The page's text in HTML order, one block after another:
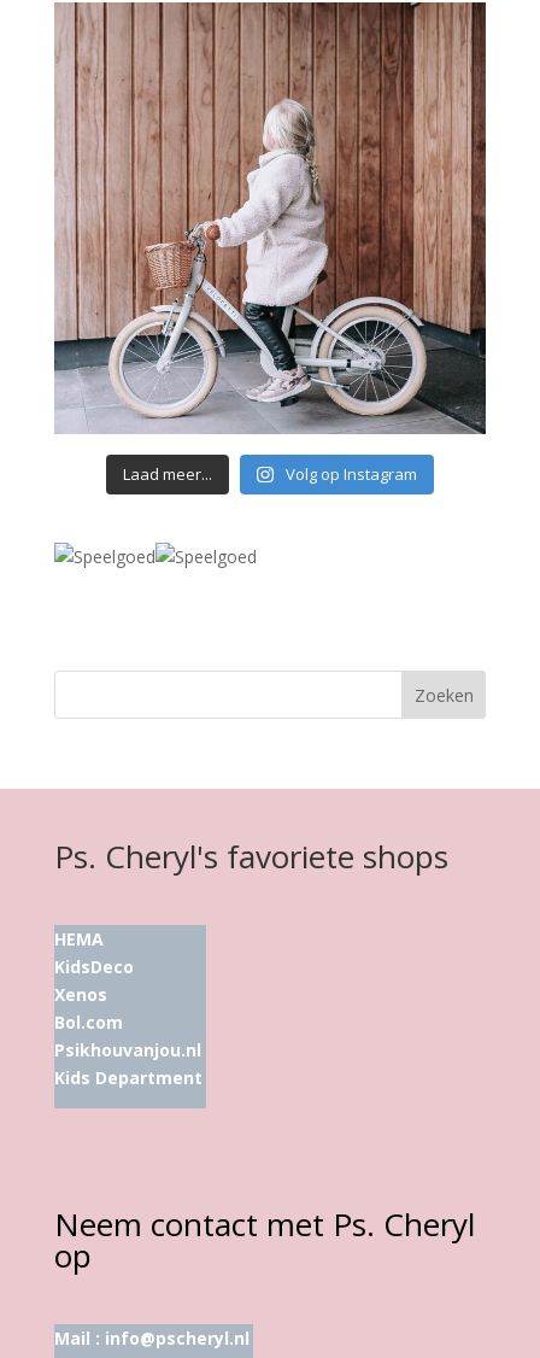
Laad meer... Volg op Instagram
Ps. Cheryl's favoriete shops
HEMA
KidsDeco
Xenos
Bol.com
Psikhouvanjou.nl
Kids Department
Neem contact met Ps. Cheryl
op
Mail : info@pscheryl.nl